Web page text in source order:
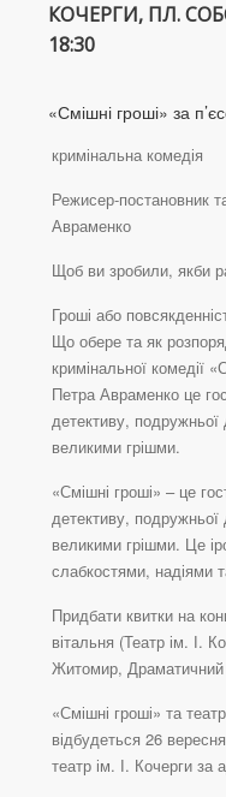
КОЧЕРГИ, ПЛ.
18:30
«Смішні гроші» за
кримінальна комедія
Режисер-постановник
Авраменко
Щоб ви зробили, якби
Гроші або
Що обере та як
кримінальної комедії
Петра Авраменко це
детективу,
великими грішми.
«Смішні гроші» – це
детективу,
великими грішми. Це
слабкостями, надіями
Придбати квитки на
вітальня (Театр ім. І.
Житомир, Драматичний
«Смішні гроші» та
відбудеться 26
театр ім. І. Кочерги